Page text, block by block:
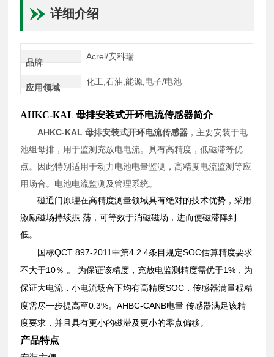
详细介绍
品牌
Acrel/安科瑞
应用领域
化工,石油,能源,电子/电池
AHKC-KAL 母排安装式开环电流传感器简介
AHKC-KAL 母排安装式开环电流传感器 ，主要安装于电
池组母排，用于监测充放电电流。具有高精度，低磁滞等优
点。因此特别适用于动力电池电量监测，高精度电流监测等应
用场合。电池电流监测及管理系统。
磁通门原理在高精度测量领域具有绝对的技术优势，采用
激励磁场持续振 荡，可等效于消磁磁场，进而使磁滞降到
低。
国标QCT 897-2011中第4.2.4条目规定SOC估算精度要求
不大于10％ 。 为保证该精度，充放电监测精度需优于1% ，为
保证大电流，小电流场合下均有高精度SOC ，传感器满量程精
度需尽一步提高至0.3%。AHBC-CANB电量 传感器满足该精
度要求，并且具有更小的磁滞及更小的零点偏移。
产品特点